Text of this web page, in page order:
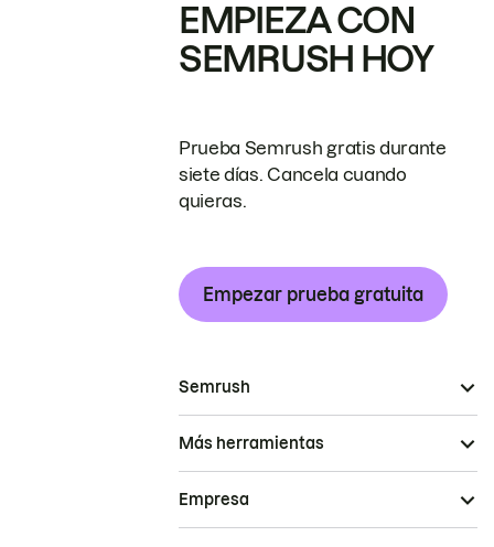
EMPIEZA CON
SEMRUSH HOY
Prueba Semrush gratis durante
siete días. Cancela cuando
quieras.
Empezar prueba gratuita
Semrush
Más herramientas
Empresa